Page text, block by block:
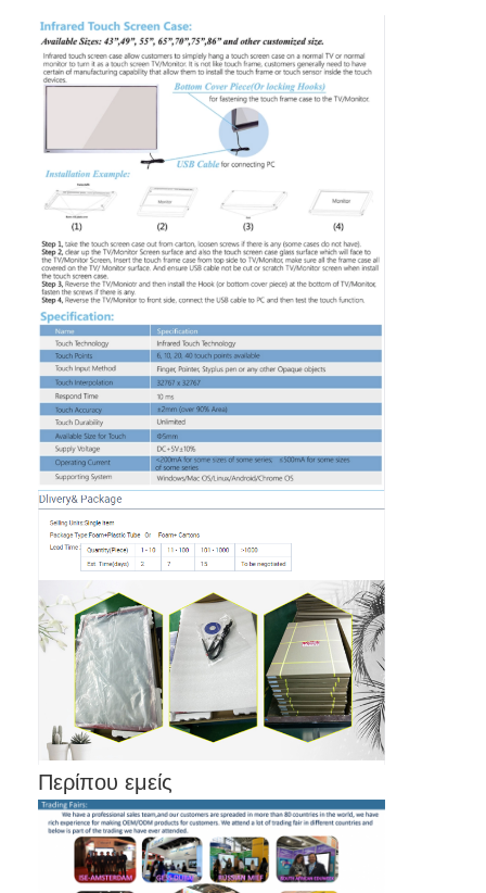
Αρχική Σελίδα
Προϊόντα
Βίντεο
Εμφάνιση VR
Σχετικά με εμάς
Γύρος εργοστασίων
Ποιοτικός έλεγχος
επαφή
Νέα
Όλες οι περιπτώσεις
Blog
Μιλήστε τώρα.
Περίπου εμείς